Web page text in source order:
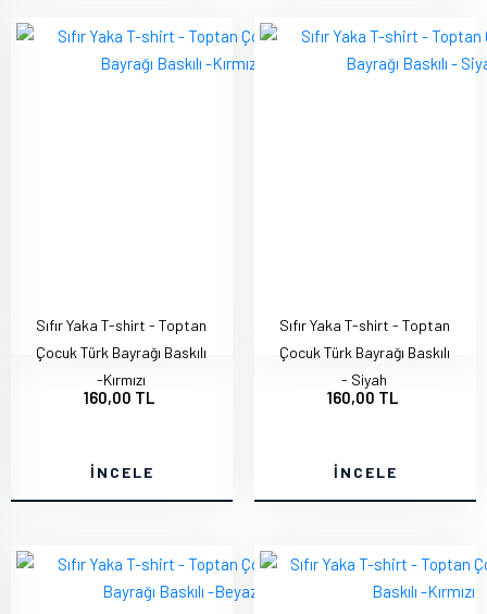
Sıfır Yaka T-shirt - Toptan
Çocuk Türk Bayrağı Baskılı
-Kırmızı
160,00 TL
İNCELE
Sıfır Yaka T-shirt - Toptan
Çocuk Türk Bayrağı Baskılı
- Siyah
160,00 TL
İNCELE